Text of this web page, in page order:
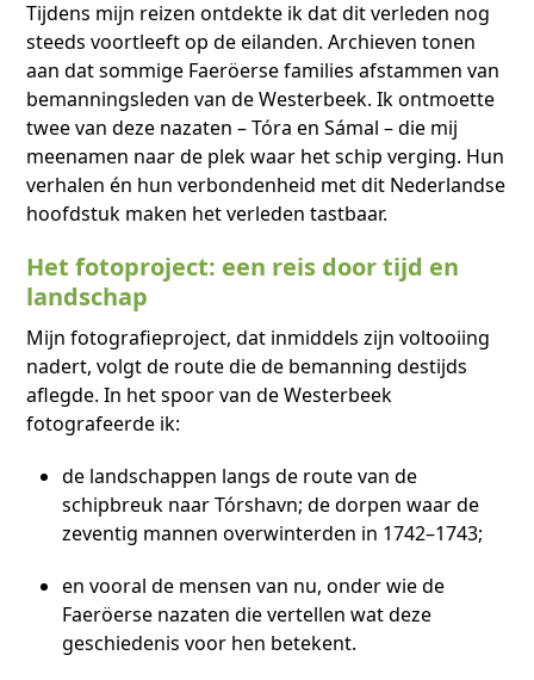
Tijdens mijn reizen ontdekte ik dat dit verleden nog
steeds voortleeft op de eilanden. Archieven tonen
aan dat sommige Faeröerse families afstammen van
bemanningsleden van de Westerbeek. Ik ontmoette
twee van deze nazaten – Tóra en Sámal – die mij
meenamen naar de plek waar het schip verging. Hun
verhalen én hun verbondenheid met dit Nederlandse
hoofdstuk maken het verleden tastbaar.
Het fotoproject: een reis door tijd en
landschap
Mijn fotografieproject, dat inmiddels zijn voltooiing
nadert, volgt de route die de bemanning destijds
aflegde. In het spoor van de Westerbeek
fotografeerde ik:
de landschappen langs de route van de
schipbreuk naar Tórshavn; de dorpen waar de
zeventig mannen overwinterden in 1742–1743;
en vooral de mensen van nu, onder wie de
Faeröerse nazaten die vertellen wat deze
geschiedenis voor hen betekent.